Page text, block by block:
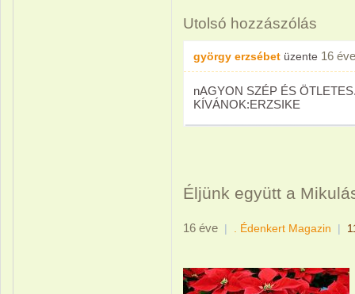
Utolsó hozzászólás
györgy erzsébet üzente 16 éve
nAGYON SZÉP ÉS
KÍVÁNOK:ERZSIKE
Éljünk együtt a
16 éve | . Édenkert Magazin |